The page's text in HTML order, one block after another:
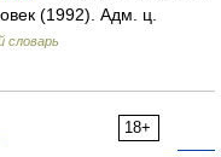
(1992). Адм. ц.
словарь
18+